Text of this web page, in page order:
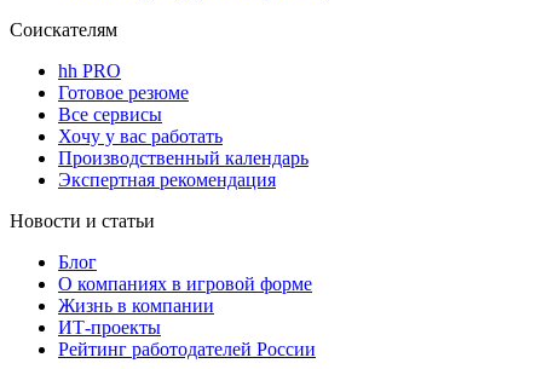
Соискателям
hh PRO
Готовое резюме
Все сервисы
Хочу у вас работать
Производственный календарь
Экспертная рекомендация
Новости и статьи
Блог
О компаниях в игровой форме
Жизнь в компании
ИТ-проекты
Рейтинг работодателей России